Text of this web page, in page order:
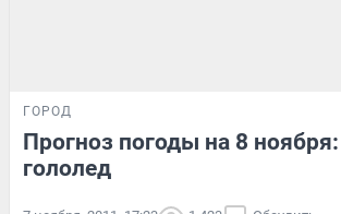
ГОРОД
Прогноз погоды на 8 ноября:
гололед